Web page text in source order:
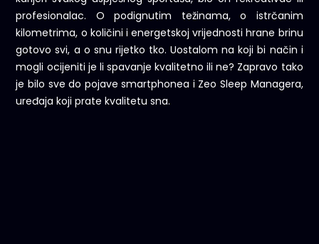
profesionalac. O podignutim težinama, o istrčanim
kilometrima, o količini i energetskoj vrijednosti hrane brinu
gotovo svi, a o snu rijetko tko. Uostalom na koji bi način i
mogli ocijeniti je li spavanje kvalitetno ili ne? Zapravo tako
je bilo sve do pojave smartphonea i Zeo Sleep Managera,
uređaja koji prate kvalitetu sna.